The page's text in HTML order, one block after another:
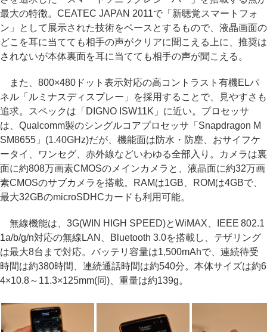
最大の特徴。CEATEC JAPAN 2011で「新聴覚スマートフォ
ン」として展示された技術をベースとするもので、液晶画面の
どこを耳に当てても相手の声がクリアに聞こえる上に、推奨は
されないが本体裏面を耳に当てても相手の声が聞こえる。
また、800×480ドット表示対応の高コントラスト有機ELパ
ネル「ルミナスディスプレー」を採用することで、見やすさも
追求。スペックは「DIGNO ISW11K」に近い。プロセッサ
は、Qualcomm製のシングルコアプロセッサ「Snapdragon M
SM8655」(1.40GHz)だが、機能面は防水・防塵、おサイフケ
ータイ、ワンセグ、赤外線などいわゆる全部入り。カメラは裏
面に約808万画素CMOSのメインカメラと、液晶面に約32万画
素CMOSのサブカメラを搭載。RAMは1GB、ROMは4GBで、
最大32GBのmicroSDHCカードも利用可能。
無線機能は、3G(WIN HIGH SPEED)とWiMAX、IEEE 802.1
1a/b/g/n対応の無線LAN、Bluetooth 3.0を搭載し、テザリング
は最大8台まで対応。バッテリ容量は1,500mAhで、連続待受
時間は約380時間、連続通話時間は約540分。本体サイズは約6
4×10.8～11.3×125mm(同)、重量は約139g。